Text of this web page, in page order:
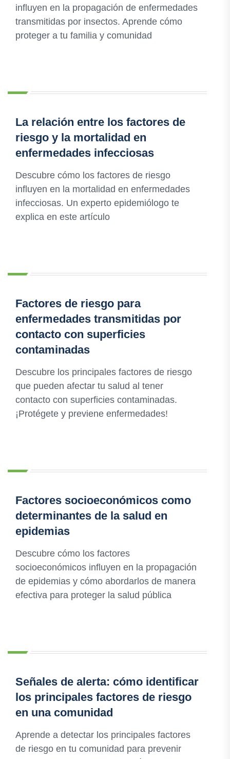
influyen en la propagación de enfermedades
transmitidas por insectos. Aprende cómo
proteger a tu familia y comunidad
La relación entre los factores de
riesgo y la mortalidad en
enfermedades infecciosas
Descubre cómo los factores de riesgo
influyen en la mortalidad en enfermedades
infecciosas. Un experto epidemiólogo te
explica en este artículo
Factores de riesgo para
enfermedades transmitidas por
contacto con superficies
contaminadas
Descubre los principales factores de riesgo
que pueden afectar tu salud al tener
contacto con superficies contaminadas.
¡Protégete y previene enfermedades!
Factores socioeconómicos como
determinantes de la salud en
epidemias
Descubre cómo los factores
socioeconómicos influyen en la propagación
de epidemias y cómo abordarlos de manera
efectiva para proteger la salud pública
Señales de alerta: cómo identificar
los principales factores de riesgo
en una comunidad
Aprende a detectar los principales factores
de riesgo en tu comunidad para prevenir